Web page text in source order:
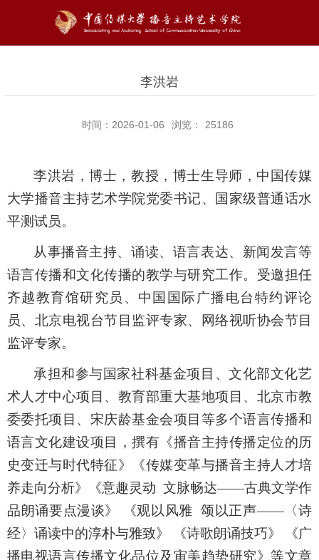
李洪岩
时间：2026-01-06 浏览： 25186
李洪岩，博士，教授，博士生导师，中国传媒
大学播音主持艺术学院党委书记、
国家级普通话水
平测试员。
从事播音主持、诵读、语言表达、新闻发言等
语言传播和文化传播的教学与研究工作。受邀担任
齐越教育馆研究员、中国国际广播电台特约评论
员、北京电视台节目监评专家、网络视听协会节目
监评专家。
承担和参与国家社科基金项目 、文化部文化艺
术人才中心项目、 教育部重大基地项目 、北京市教
委委托项目、 宋庆龄基金会项目等多个语言传播和
语言文化建设项目
，撰有《播音主持传播定位的历
史变迁与时代特征》
《传媒变革与播音主持人才培
养走向分析》
《意趣灵动 文脉畅达——古典文学作
品朗诵要点漫谈》 《观以风雅 颂以正声——〈诗
经〉诵读中的淳朴与雅致》 《诗歌朗诵技巧》 《广
播电视语言传播文化品位及审美趋势研究》等文章